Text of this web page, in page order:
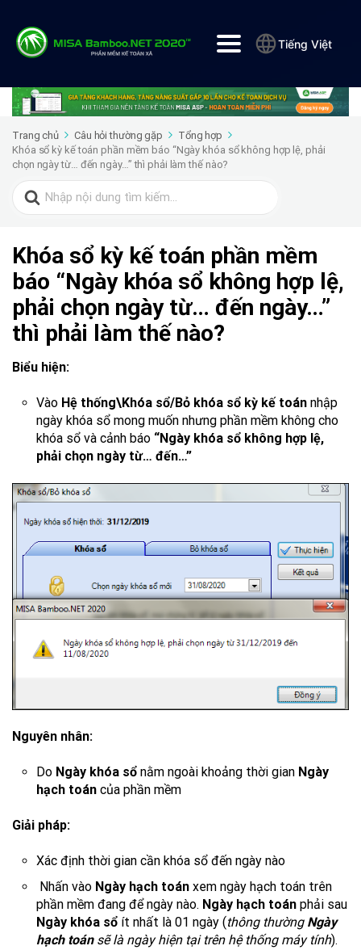
Tiếng Việt
Trang chủ Câu hỏi thường gặp
Tổng hợp
Khóa sổ kỳ kế toán phần mềm báo “Ngày khóa sổ không hợp lệ, phải
chọn ngày từ… đến ngày…” thì phải làm thế nào?
Search
for:
Khóa sổ kỳ kế toán phần mềm
báo “Ngày khóa sổ không hợp lệ,
phải chọn ngày từ… đến ngày…”
thì phải làm thế nào?
Biểu hiện:
Vào Hệ thống\Khóa sổ/Bỏ khóa sổ kỳ kế toán nhập
ngày khóa sổ mong muốn nhưng phần mềm không cho
khóa sổ và cảnh báo “Ngày khóa sổ không hợp lệ,
phải chọn ngày từ… đến…”
Nguyên nhân:
Do Ngày khóa sổ nằm ngoài khoảng thời gian Ngày
hạch toán của phần mềm
Giải pháp:
Xác định thời gian cần khóa sổ đến ngày nào
Nhấn vào Ngày hạch toán xem ngày hạch toán trên
phần mềm đang để ngày nào. Ngày hạch toán phải sau
Ngày khóa sổ ít nhất là 01 ngày (thông thường Ngày
hạch toánsẽ là ngày hiện tại trên hệ thống máy tính).